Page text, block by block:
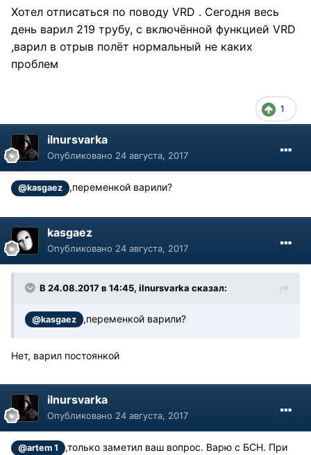
Хотел отписаться по поводу VRD . Сегодня весь
день варил 219 трубу, с включённой функцией VRD
,варил в отрыв полёт нормальный не каких
проблем
1
ilnursvarka
Опубликовано 24 августа, 2017
@kasgaez ,переменкой варили?
kasgaez
Опубликовано 24 августа, 2017
В 24.08.2017 в 14:45, ilnursvarka сказал:
@kasgaez ,переменкой варили?
Нет, варил постоянкой
ilnursvarka
Опубликовано 24 августа, 2017
@artem 1
,только заметил ваш вопрос. Варю с БСН. При